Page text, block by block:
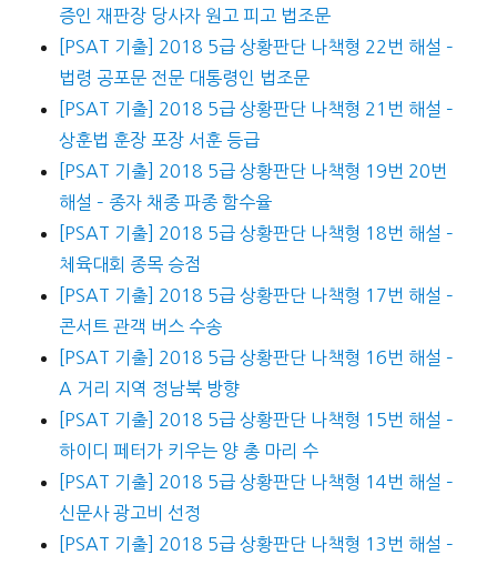
증인 재판장 당사자 원고 피고 법조문
[PSAT 기출] 2018 5급 상황판단 나책형 22번 해설 –
법령 공포문 전문 대통령인 법조문
[PSAT 기출] 2018 5급 상황판단 나책형 21번 해설 –
상훈법 훈장 포장 서훈 등급
[PSAT 기출] 2018 5급 상황판단 나책형 19번 20번
해설 – 종자 채종 파종 함수율
[PSAT 기출] 2018 5급 상황판단 나책형 18번 해설 –
체육대회 종목 승점
[PSAT 기출] 2018 5급 상황판단 나책형 17번 해설 –
콘서트 관객 버스 수송
[PSAT 기출] 2018 5급 상황판단 나책형 16번 해설 –
A 거리 지역 정남북 방향
[PSAT 기출] 2018 5급 상황판단 나책형 15번 해설 –
하이디 페터가 키우는 양 총 마리 수
[PSAT 기출] 2018 5급 상황판단 나책형 14번 해설 –
신문사 광고비 선정
[PSAT 기출] 2018 5급 상황판단 나책형 13번 해설 –